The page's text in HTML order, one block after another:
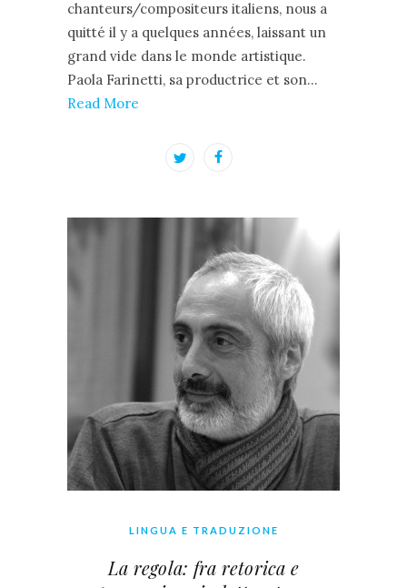
chanteurs/compositeurs italiens, nous a
quitté il y a quelques années, laissant un
grand vide dans le monde artistique.
Paola Farinetti, sa productrice et son…
Read More
LINGUA E TRADUZIONE
La regola: fra retorica e